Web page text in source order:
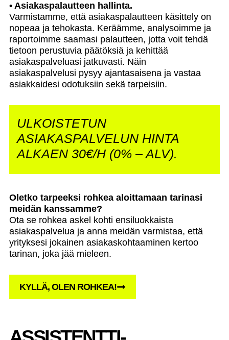
• Asiakaspalautteen hallinta.
Varmistamme, että asiakaspalautteen käsittely on
nopeaa ja tehokasta. Keräämme, analysoimme ja
raportoimme saamasi palautteen, jotta voit tehdä
tietoon perustuvia päätöksiä ja kehittää
asiakaspalveluasi jatkuvasti. Näin
asiakaspalvelusi pysyy ajantasaisena ja vastaa
asiakkaidesi odotuksiin sekä tarpeisiin.
ULKOISTETUN
ASIAKASPALVELUN HINTA
ALKAEN 30€/H (0% – ALV).
Oletko tarpeeksi rohkea aloittamaan tarinasi
meidän kanssamme?
Ota se rohkea askel kohti ensiluokkaista
asiakaspalvelua ja anna meidän varmistaa, että
yrityksesi jokainen asiakaskohtaaminen kertoo
tarinan, joka jää mieleen.
KYLLÄ, OLEN ROHKEA!